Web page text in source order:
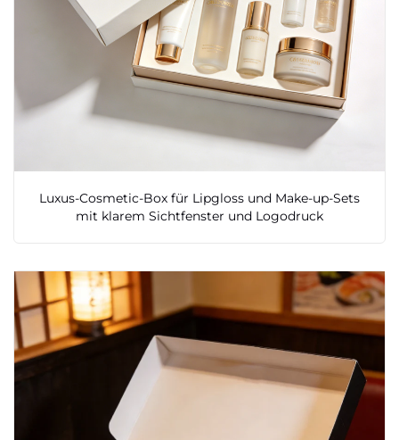
Luxus-Cosmetic-Box für Lipgloss und Make-up-Sets
mit klarem Sichtfenster und Logodruck